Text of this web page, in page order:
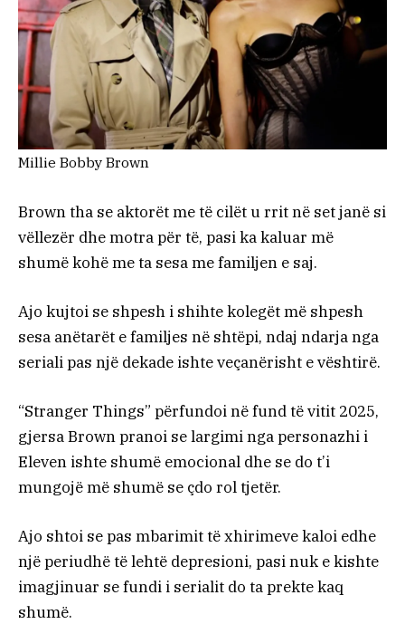
Millie Bobby Brown
Brown tha se aktorët me të cilët u rrit në set janë si
vëllezër dhe motra për të, pasi ka kaluar më
shumë kohë me ta sesa me familjen e saj.
Ajo kujtoi se shpesh i shihte kolegët më shpesh
sesa anëtarët e familjes në shtëpi, ndaj ndarja nga
seriali pas një dekade ishte veçanërisht e vështirë.
“Stranger Things” përfundoi në fund të vitit 2025,
gjersa Brown pranoi se largimi nga personazhi i
Eleven ishte shumë emocional dhe se do t’i
mungojë më shumë se çdo rol tjetër.
Ajo shtoi se pas mbarimit të xhirimeve kaloi edhe
një periudhë të lehtë depresioni, pasi nuk e kishte
imagjinuar se fundi i serialit do ta prekte kaq
shumë.